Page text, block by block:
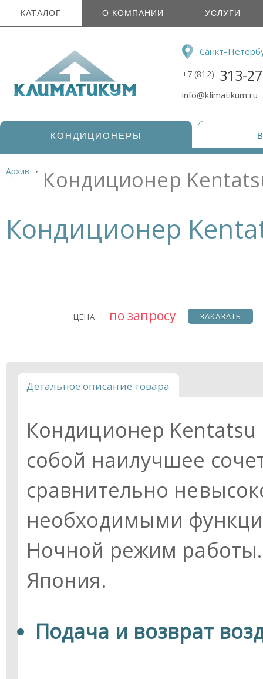
КАТАЛОГ О КОМПАНИИ УСЛУГИ
Санкт-
+7 (812) 313-
info@klimatikum.ru
КОНДИЦИОНЕРЫ
Архив Кондиционер
Кондиционер
ЦЕНА: по запросу ЗАКАЗАТЬ
Детальное описание товара
Кондиционер Kentatsu
собой наилучшее
сравнительно
необходимыми
Ночной режим
Япония.
Подача и возврат